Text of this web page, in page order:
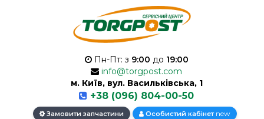
Пн-Пт: з 9:00 до 19:00
info@torgpost.com
м. Київ, вул. Васильківська, 1
+38 (096) 804-00-50
Замовити запчастини Особистий кабінет new